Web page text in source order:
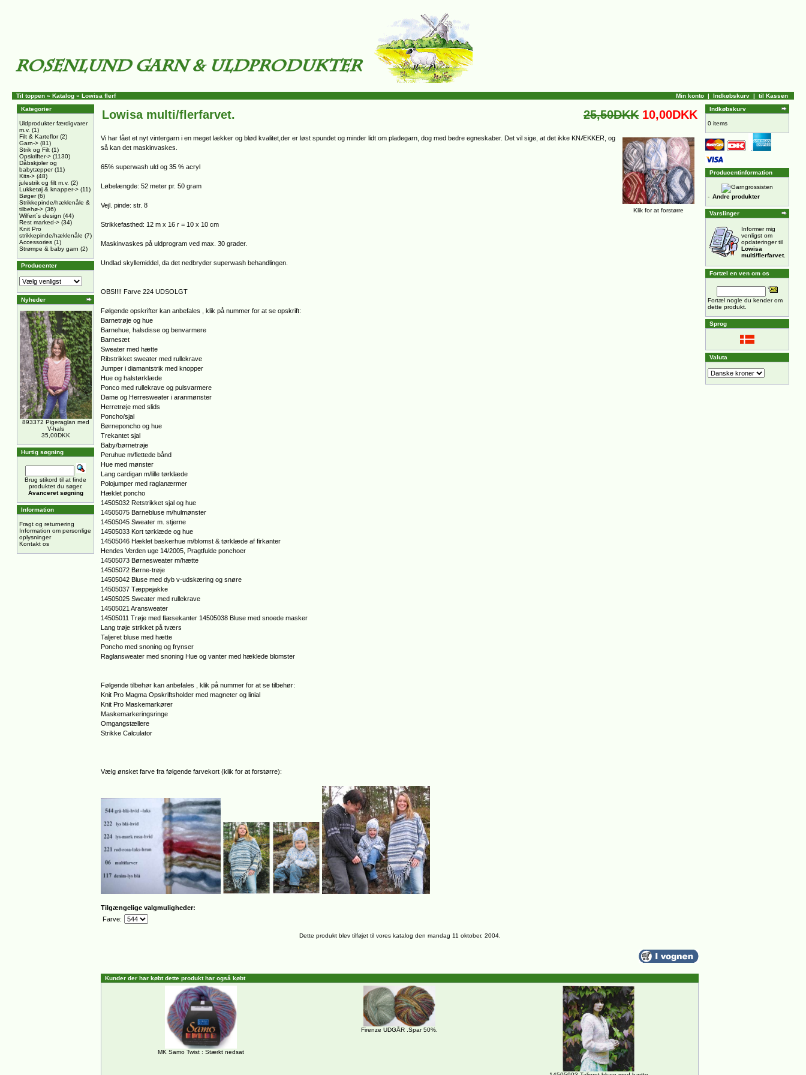
Til toppen » Katalog » Lowisa flerf Min konto | Indkøbskurv | til Kassen
Kategorier
Uldprodukter færdigvarer
m.v. (1)
Filt & Karteflor(2)
Garn-> (81)
Strik og Filt (1)
Opskrifter-> (1130)
Dåbskjoler og
babytæpper(11)
Kits-> (48)
julestrik og filt m.v. (2)
Lukketøj & knapper-> (11)
Bøger(6)
Strikkepinde/hæklenåle &
tilbehø-> (36)
Wilfert´s design (44)
Rest marked-> (34)
Knit Pro
strikkepinde/hæklenåle (7)
Accessories (1)
Strømpe & baby garn (2)
Producenter
Nyheder
893372 Pigeraglan med
V-hals
35,00DKK
Hurtig søgning
Brug stikord til at finde
produktet du søger.
Avanceret søgning
Information
Fragt og returnering
Information om personlige
oplysninger
Kontakt os
Lowisa multi/flerfarvet. 25,50DKK 10,00DKK
Klik for at forstørre
Vi har fået et nyt vintergarn i en meget lækker og blød kvalitet,der er løst spundet og minder lidt om pladegarn, dog med bedre egneskaber. Det vil sige, at det ikke KNÆKKER, og
så kan det maskinvaskes.
65% superwash uld og 35 % acryl
Løbelængde: 52 meter pr. 50 gram
Vejl. pinde: str. 8
Strikkefasthed: 12 m x 16 r = 10 x 10 cm
Maskinvaskes på uldprogram ved max. 30 grader.
Undlad skyllemiddel, da det nedbryder superwash behandlingen.
OBS!!!! Farve 224 UDSOLGT
Følgende opskrifter kan anbefales , klik på nummer for at se opskrift:
Barnetrøje og hue
Barnehue, halsdisse og benvarmere
Barnesæt
Sweater med hætte
Ribstrikket sweater med rullekrave
Jumper i diamantstrik med knopper
Hue og halstørklæde
Ponco med rullekrave og pulsvarmere
Dame og Herresweater i aranmønster
Herretrøje med slids
Poncho/sjal
Børneponcho og hue
Trekantet sjal
Baby/børnetrøje
Peruhue m/flettede bånd
Hue med mønster
Lang cardigan m/lille tørklæde
Polojumper med raglanærmer
Hæklet poncho
14505032 Retstrikket sjal og hue
14505075 Barnebluse m/hulmønster
14505045 Sweater m. stjerne
14505033 Kort tørklæde og hue
14505046 Hæklet baskerhue m/blomst & tørklæde af firkanter
Hendes Verden uge 14/2005, Pragtfulde ponchoer
14505073 Børnesweater m/hætte
14505072 Børne-trøje
14505042 Bluse med dyb v-udskæring og snøre
14505037 Tæppejakke
14505025 Sweater med rullekrave
14505021 Aransweater
14505011 Trøje med flæsekanter 14505038 Bluse med snoede masker
Lang trøje strikket på tværs
Taljeret bluse med hætte
Poncho med snoning og frynser
Raglansweater med snoning Hue og vanter med hæklede blomster
Følgende tilbehør kan anbefales , klik på nummer for at se tilbehør:
Knit Pro Magma Opskriftsholder med magneter og linial
Knit Pro Maskemarkører
Maskemarkeringsringe
Omgangstællere
Strikke Calculator
Vælg ønsket farve fra følgende farvekort (klik for at forstørre):
Tilgængelige valgmuligheder:
Farve:
Dette produkt blev tilføjet til vores katalog den mandag 11 oktober, 2004.
Kunder der har købt dette produkt har også købt
MK Samo Twist : Stærkt nedsat
Firenze UDGÅR .Spar 50%.
Indkøbskurv
0 items
Producentinformation
- Andre produkter
Varslinger
Informer mig
venligst om
opdateringer til
Lowisa
multi/flerfarvet.
Fortæl en ven om os
Fortæl nogle du kender om
dette produkt.
Sprog
Valuta